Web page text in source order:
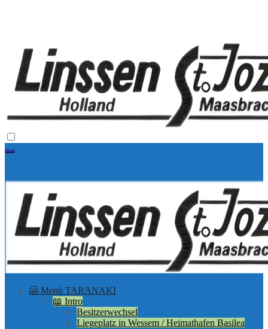
🤗 Menü TARANAKI
📖 Intro
Besitzerwechsel
Liegeplatz in Wessem / Heimathafen Basilea